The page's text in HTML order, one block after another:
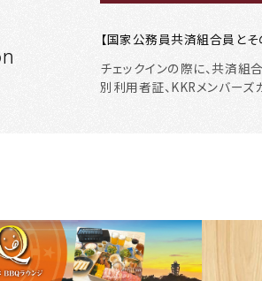
【国家公務員共済組合員とそ
チェックインの際に、共済組
別利用者証、KKRメンバーズ